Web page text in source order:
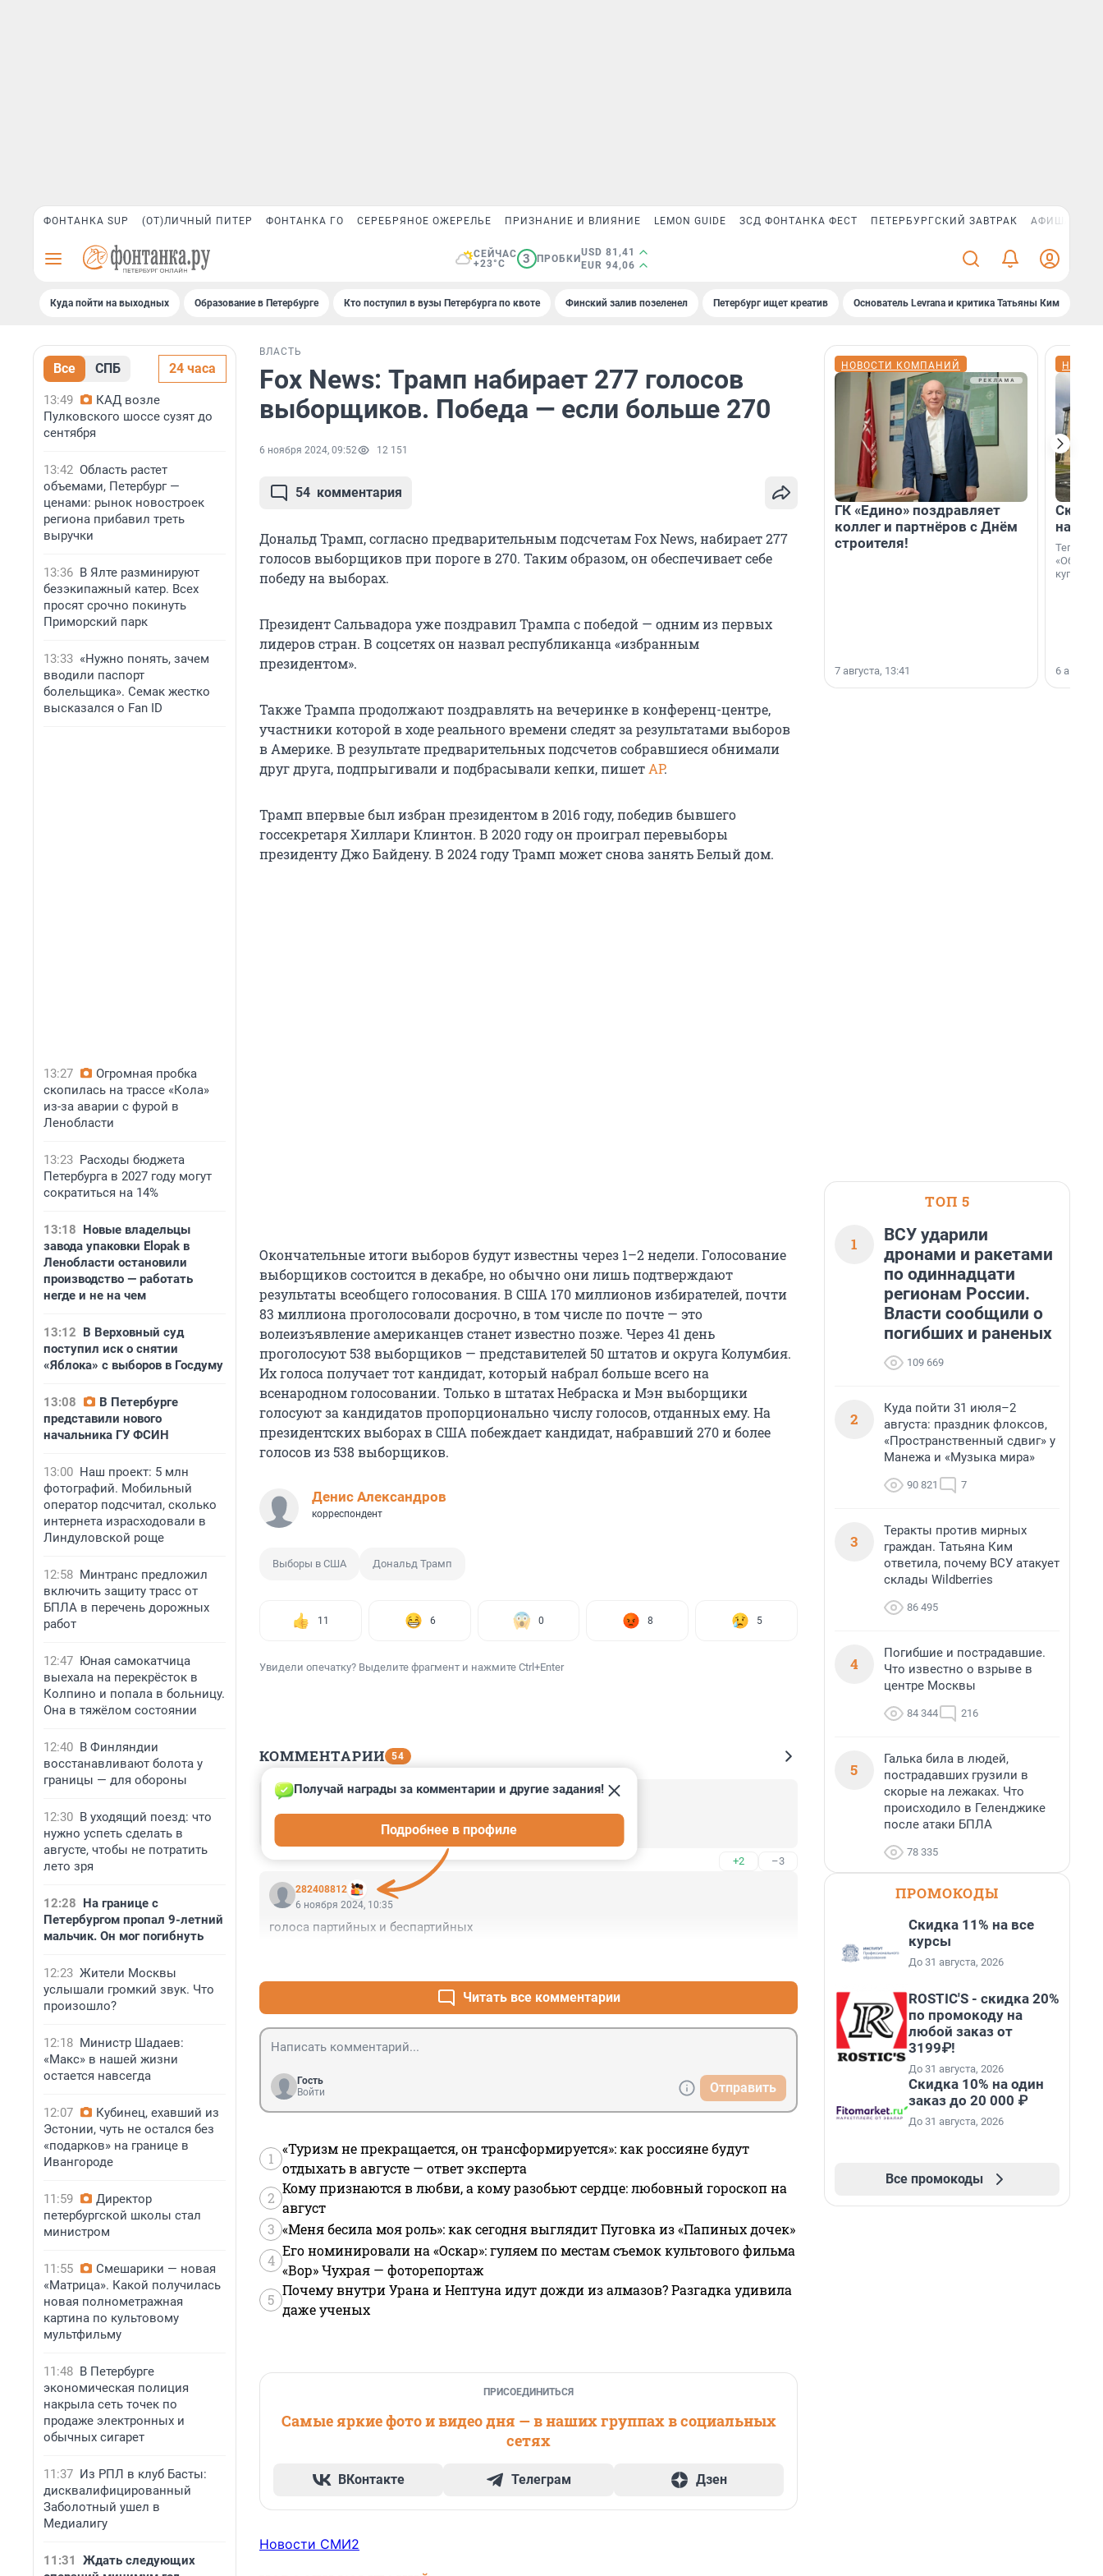
ФОНТАНКА SUP (ОТ)ЛИЧНЫЙ ПИТЕР ФОНТАНКА ГО СЕРЕБРЯНОЕ ОЖЕРЕЛЬЕ ПРИЗНАНИЕ И ВЛИЯНИЕ LEMON GUIDE ЗСД ФОНТАНКА ФЕСТ ПЕТЕРБУРГСКИЙ ЗАВТРАК АФИША PLUS
СЕЙЧАС
+23°C
3 ПРОБКИ
USD 81,41
EUR 94,06
Куда пойти на выходных Образование в Петербурге Кто поступил в вузы Петербурга по квоте Финский залив позеленел Петербург ищет креатив Основатель Levrana и критика Татьяны Ким
Все СПБ 24 часа
13:49
КАД возле
Пулковского шоссе сузят до
сентября
13:42 Область растет
объемами, Петербург —
ценами: рынок новостроек
региона прибавил треть
выручки
13:36 В Ялте разминируют
безэкипажный катер. Всех
просят срочно покинуть
Приморский парк
13:33 «Нужно понять, зачем
вводили паспорт
болельщика». Семак жестко
высказался о Fan ID
13:27
Огромная пробка
скопилась на трассе «Кола»
из-за аварии с фурой в
Ленобласти
13:23 Расходы бюджета
Петербурга в 2027 году могут
сократиться на 14%
13:18 Новые владельцы
завода упаковки Elopak в
Ленобласти остановили
производство — работать
негде и не на чем
13:12 В Верховный суд
поступил иск о снятии
«Яблока» с выборов в Госдуму
13:08
В Петербурге
представили нового
начальника ГУ ФСИН
13:00 Наш проект: 5 млн
фотографий. Мобильный
оператор подсчитал, сколько
интернета израсходовали в
Линдуловской роще
12:58 Минтранс предложил
включить защиту трасс от
БПЛА в перечень дорожных
работ
12:47 Юная самокатчица
выехала на перекрёсток в
Колпино и попала в больницу.
Она в тяжёлом состоянии
12:40 В Финляндии
восстанавливают болота у
границы — для обороны
12:30 В уходящий поезд: что
нужно успеть сделать в
августе, чтобы не потратить
лето зря
12:28 На границе с
Петербургом пропал 9-летний
мальчик. Он мог погибнуть
12:23 Жители Москвы
услышали громкий звук. Что
произошло?
12:18 Министр Шадаев:
«Макс» в нашей жизни
остается навсегда
12:07
Кубинец, ехавший из
Эстонии, чуть не остался без
«подарков» на границе в
Ивангороде
11:59
Директор
петербургской школы стал
министром
11:55
Смешарики — новая
«Матрица». Какой получилась
новая полнометражная
картина по культовому
мультфильму
11:48 В Петербурге
экономическая полиция
накрыла сеть точек по
продаже электронных и
обычных сигарет
11:37 Из РПЛ в клуб Басты:
дисквалифицированный
Заболотный ушел в
Медиалигу
11:31
Ждать следующих
ВЛАСТЬ
Fox News: Трамп набирает 277 голосов
выборщиков. Победа — если больше 270
6 ноября 2024, 09:52 12 151
54 комментария
Дональд Трамп, согласно предварительным подсчетам Fox News, набирает 277
голосов выборщиков при пороге в 270. Таким образом, он обеспечивает себе
победу на выборах.
Президент Сальвадора уже поздравил Трампа с победой — одним из первых
лидеров стран. В соцсетях он назвал республиканца «избранным
президентом».
Также Трампа продолжают поздравлять на вечеринке в конференц-центре,
участники которой в ходе реального времени следят за результатами выборов
в Америке. В результате предварительных подсчетов собравшиеся обнимали
друг друга, подпрыгивали и подбрасывали кепки, пишет AP.
Трамп впервые был избран президентом в 2016 году, победив бывшего
госсекретаря Хиллари Клинтон. В 2020 году он проиграл перевыборы
президенту Джо Байдену. В 2024 году Трамп может снова занять Белый дом.
Окончательные итоги выборов будут известны через 1–2 недели. Голосование
выборщиков состоится в декабре, но обычно они лишь подтверждают
результаты всеобщего голосования. В США 170 миллионов избирателей, почти
83 миллиона проголосовали досрочно, в том числе по почте — это
волеизъявление американцев станет известно позже. Через 41 день
проголосуют 538 выборщиков — представителей 50 штатов и округа Колумбия.
Их голоса получает тот кандидат, который набрал больше всего на
всенародном голосовании. Только в штатах Небраска и Мэн выборщики
голосуют за кандидатов пропорционально числу голосов, отданных ему. На
президентских выборах в США побеждает кандидат, набравший 270 и более
голосов из 538 выборщиков.
Денис Александров
корреспондент
Выборы в США Дональд Трамп
11 6 0 8 5
Увидели опечатку? Выделите фрагмент и нажмите Ctrl+Enter
КОММЕНТАРИИ 54
Гость
У людей выборы есть
+2 –3
282408812
Получай награды за комментарии и другие задания!
Подробнее в профиле
6 ноября 2024, 10:35
голоса партийных и беспартийных
Читать все комментарии
Гость
Войти
Отправить
1
«Туризм не прекращается, он трансформируется»: как россияне будут
отдыхать в августе — ответ эксперта
2
Кому признаются в любви, а кому разобьют сердце: любовный гороскоп на
август
3 «Меня бесила моя роль»: как сегодня выглядит Пуговка из «Папиных дочек»
4
Его номинировали на «Оскар»: гуляем по местам съемок культового фильма
«Вор» Чухрая — фоторепортаж
5
Почему внутри Урана и Нептуна идут дожди из алмазов? Разгадка удивила
даже ученых
ПРИСОЕДИНИТЬСЯ
Самые яркие фото и видео дня — в наших группах в социальных
сетях
ВКонтакте Телеграм Дзен
Новости СМИ2
НОВОСТИ КОМПАНИЙ
ГК «Едино» поздравляет
коллег и партнёров с Днём
строителя!
7 августа, 13:41
на
Теперь
купить
6
ТОП 5
1
ВСУ ударили
дронами и ракетами
по одиннадцати
регионам России.
Власти сообщили о
погибших и раненых
109 669
2
Куда пойти 31 июля–2
августа: праздник флоксов,
«Пространственный сдвиг» у
Манежа и «Музыка мира»
90 821 7
3
Теракты против мирных
граждан. Татьяна Ким
ответила, почему ВСУ атакует
склады Wildberries
86 495
4
Погибшие и пострадавшие.
Что известно о взрыве в
центре Москвы
84 344 216
5
Галька била в людей,
пострадавших грузили в
скорые на лежаках. Что
происходило в Геленджике
после атаки БПЛА
78 335
ПРОМОКОДЫ
Скидка 11% на все
курсы
До 31 августа, 2026
ROSTIC'S - скидка 20%
по промокоду на
любой заказ от
3199₽!
До 31 августа, 2026
Скидка 10% на один
заказ до 20 000 ₽
До 31 августа, 2026
Все промокоды